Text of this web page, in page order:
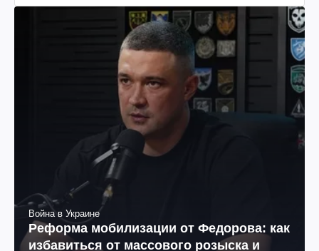
Война в Украине
Реформа мобилизации от Федорова: как
избавиться от массового розыска и